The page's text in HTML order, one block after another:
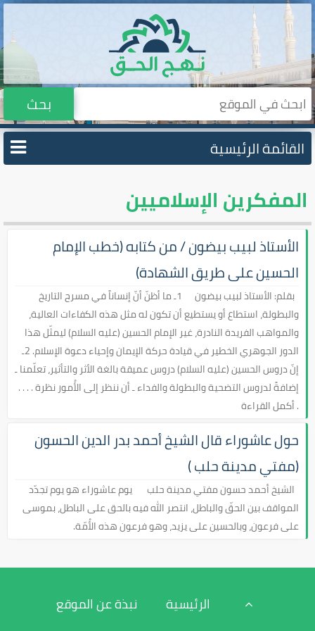
بحث
القائمة الرئيسية
المفكرين الإسلاميين
الأستاذ لبيب بيضون / من كتابه (خطب الإمام
الحسين على طريق الشهادة)
بقلم: الأستاذ لبيب بيضون 1ـ ما أظنّ أنّ إنساناً في مسرح التاريخ
والبطولة، استطاع أو يستطيع أن تكون له مثل هذه الكفاءات العالية،
والمواهب الفريدة النادرة، غير الإمام الحسين (عليه السلام) ليمثّل هذا
الدور الجوهري الخطير في قيادة حركة الإيمان وإحياء دعوة الإسلام. 2ـ
إنّ دروس الحسين (عليه السلام) دروس عميقة بالغة الأثر والتأثير، تعلّمنا ـ
إضافةً لدروس التضحية والبطولة والفداء ـ أن ننظر إلى الأُمور نظرة . . . .
. أكمل القراءة
حول عاشوراء قال الشيخ أحمد بدر الدين الحسون
(مفتي مدينة حلب )
الشيخ أحمد حسون مفتي مدينة حلب يوم عاشوراء هو يوم تجدّد
المواقف بين الحقّ والباطل، انتصر الله فيه بالحق على الباطل، بموسى
على فرعون، وبالحسين على يزيد، وهو فرعون هذه الأُمّة.
الرئيسية
نبذة عن الموقع